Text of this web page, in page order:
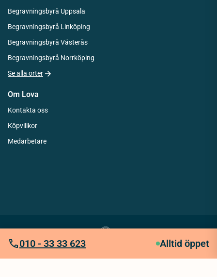
Begravningsbyrå Uppsala
Begravningsbyrå Linköping
Begravningsbyrå Västerås
Begravningsbyrå Norrköping
Se alla orter
Om Lova
Kontakta oss
Köpvillkor
Medarbetare
Integritetspolicy
Tillgänglighetsredogörelse
010 - 33 33 623 Alltid öppet